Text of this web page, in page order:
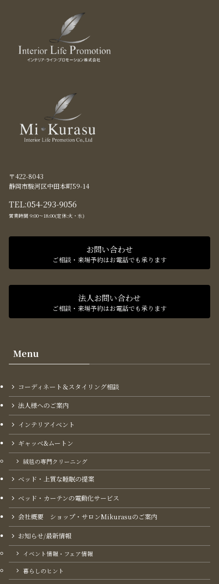
〒422-8043
静岡市駿河区中田本町59-14
TEL:054-293-9056
営業時間 9:00〜18:00(定休:火・水)
お問い合わせ
ご相談・来場予約はお電話でも承ります
法人お問い合わせ
ご相談・来場予約はお電話でも承ります
Menu
コーディネート＆スタイリング​相談
法人様へのご案内
インテリアイベント
ギャッベ&ムートン
絨毯の専門クリーニング
ベッド・上質な睡眠の提案
ベッド・カーテンの電動化サービス
会社概要 ショップ・サロンMikurasuのご案内​
お知らせ/最新情報
イベント情報・フェア情報
暮らしのヒント